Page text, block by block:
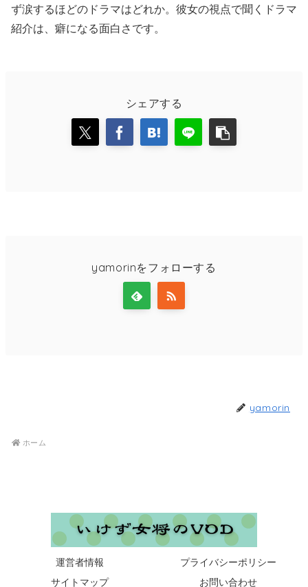
ず涙するほどのドラマはどれか。彼女の視点で聞くドラマ
紹介は、癖になる面白さです。
シェアする
yamorinをフォローする
yamorin
ホーム
運営者情報
プライバシーポリシー
サイトマップ
お問い合わせ